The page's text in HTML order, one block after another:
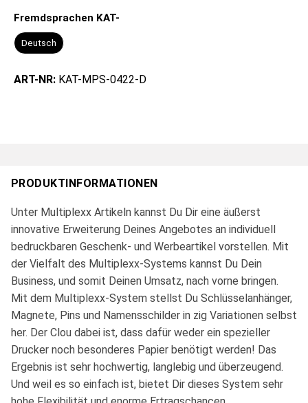
Fremdsprachen KAT-
Deutsch
ART-NR: KAT-MPS-0422-D
PRODUKTINFORMATIONEN
Unter Multiplexx Artikeln kannst Du Dir eine äußerst
innovative Erweiterung Deines Angebotes an individuell
bedruckbaren Geschenk- und Werbeartikel vorstellen. Mit
der Vielfalt des Multiplexx-Systems kannst Du Dein
Business, und somit Deinen Umsatz, nach vorne bringen.
Mit dem Multiplexx-System stellst Du Schlüsselanhänger,
Magnete, Pins und Namensschilder in zig Variationen selbst
her. Der Clou dabei ist, dass dafür weder ein spezieller
Drucker noch besonderes Papier benötigt werden! Das
Ergebnis ist sehr hochwertig, langlebig und überzeugend.
Und weil es so einfach ist, bietet Dir dieses System sehr